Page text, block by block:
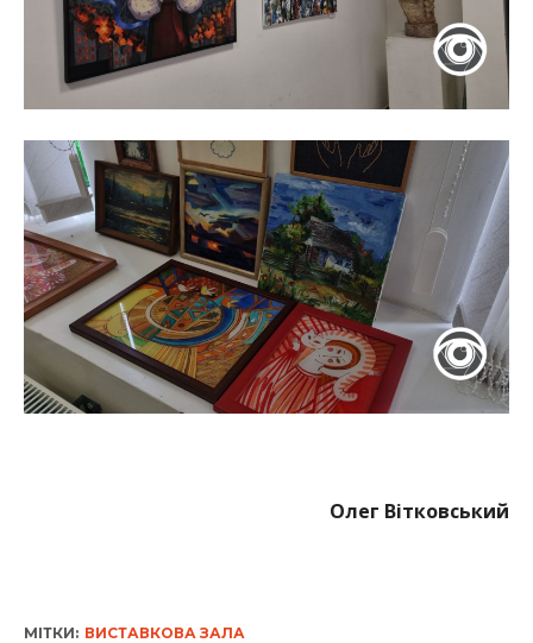
Олег Вітковський
МІТКИ: ВИСТАВКОВА ЗАЛА